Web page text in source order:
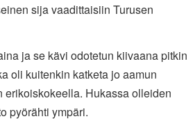
sija vaadittaisiin Turusen
ja se kävi odotetun kiivaana pitkin
oli kuitenkin katketa jo aamun
erikoiskokeella. Hukassa olleiden
pyörähti ympäri.